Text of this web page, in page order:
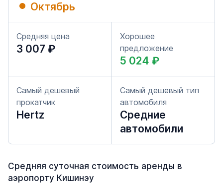
Октябрь
Средняя цена
3 007 ₽
Хорошее
предложение
5 024 ₽
Самый дешевый
прокатчик
Hertz
Самый дешевый тип
автомобиля
Средние
автомобили
Средняя суточная стоимость аренды в
аэропорту Кишинэу